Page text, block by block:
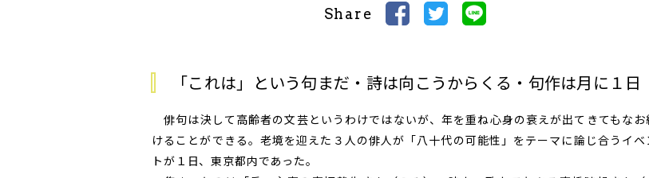
Share
「これは」という句まだ・詩は向こうからくる・句作は月に１日
俳句は決して高齢者の文芸というわけではないが、年を重ね心身の衰えが出てきてもなお
けることができる。老境を迎えた３人の俳人が「八十代の可能性」をテーマに論じ合うイベ
トが１日、東京都内であった。